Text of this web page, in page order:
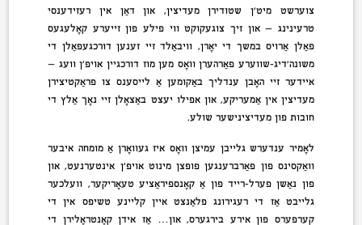
צוערשט מיט’ן שטודירן מעדיצין, און דאַן אין רעזידענסי
טרעינינג — און זיך צוגעקוקט ווי פילע פון זייערע קאָלעגעס
פאַלן אַרויס במשך די יאָרן, וויבאַלד זיי זענען דורכגעפאַלן די
משונה’דיג-שווערע פאַרהערן וואָס מען מוז דורכגיין אויפ’ן וועג —
איידער זיי האָבן ענדליך באַקומען אַ לייסענס צו פּראַקטיצירן
מעדיצין אין אַמעריקע, און אפילו יעצט באַצאָלן זיי נאָך אַלץ די
חובות פון מעדיצינישער שולע.
לאָמיר ענדערש גלייבן עמיצן וואָס איז געוואָרן אַ מומחה איבער
וואַקסינס פון פאַרברענגען פופצן מינוט אויפ’ן אינטערנעט, און
פון נאַשן פּערל-רייד פון אַ קאָנספּיראַציע טעאָריקער, וועלכער
גלייבט אַז די רעגירונג פלאַנצט איין קליינע טשיפּס אין די
קערפּערס פון אירע בירגערס, און… אַז אידן קאָנטראָלירן די